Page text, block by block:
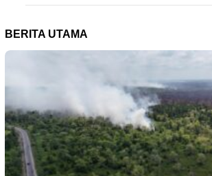
BERITA UTAMA